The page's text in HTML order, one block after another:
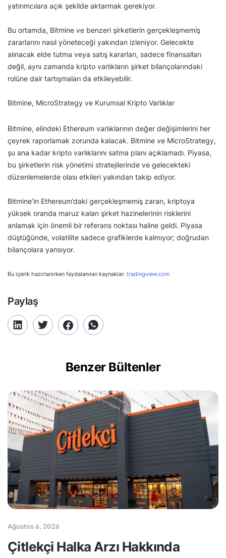
yatırımcılara açık şekilde aktarmak gerekiyor.
Bu ortamda, Bitmine ve benzeri şirketlerin gerçekleşmemiş
zararlarını nasıl yöneteceği yakından izleniyor. Gelecekte
alınacak elde tutma veya satış kararları, sadece finansalları
değil, aynı zamanda kripto varlıkların şirket bilançolarındaki
rolüne dair tartışmaları da etkileyebilir.
Bitmine, MicroStrategy ve Kurumsal Kripto Varlıklar
Bitmine, elindeki Ethereum varlıklarının değer değişimlerini her
çeyrek raporlamak zorunda kalacak. Bitmine ve MicroStrategy,
şu ana kadar kripto varlıklarını satma planı açıklamadı. Piyasa,
bu şirketlerin risk yönetimi stratejilerinde ve gelecekteki
düzenlemelerde olası etkileri yakından takip ediyor.
Bitmine’in Ethereum’daki gerçekleşmemiş zararı, kriptoya
yüksek oranda maruz kalan şirket hazinelerinin risklerini
anlamak için önemli bir referans noktası haline geldi. Piyasa
düştüğünde, volatilite sadece grafiklerde kalmıyor; doğrudan
bilançolara yansıyor.
Bu içerik hazırlanırken faydalanılan kaynaklar: tradingview.com
Paylaş
Benzer Bültenler
Ağustos 6, 2026
Çitlekçi Halka Arzı Hakkında